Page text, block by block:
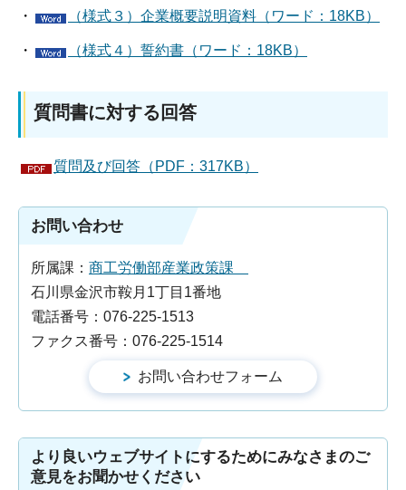
・ （様式３）企業概要説明資料（ワード：18KB）
・ （様式４）誓約書（ワード：18KB）
質問書に対する回答
質問及び回答（PDF：317KB）
お問い合わせ
所属課： 商工労働部産業政策課
石川県金沢市鞍月1丁目1番地
電話番号：076-225-1513
ファクス番号：076-225-1514
より良いウェブサイトにするためにみなさまのご
意見をお聞かせください